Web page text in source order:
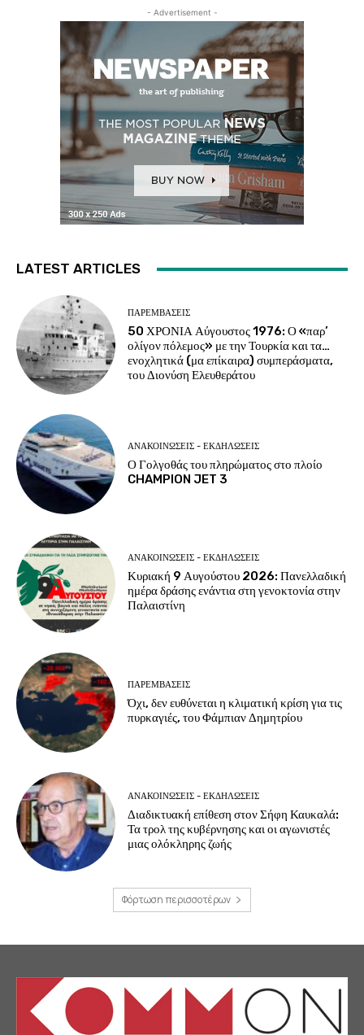
- Advertisement -
LATEST ARTICLES
ΠΑΡΕΜΒΑΣΕΙΣ
50 ΧΡΟΝΙΑ Αύγουστος 1976: Ο «παρ’
ολίγον πόλεμος» με την Τουρκία και τα…
ενοχλητικά (μα επίκαιρα) συμπεράσματα,
του Διονύση Ελευθεράτου
ΑΝΑΚΟΙΝΩΣΕΙΣ - ΕΚΔΗΛΩΣΕΙΣ
Ο Γολγοθάς του πληρώματος στο πλοίο
CHAMPION JET 3
ΑΝΑΚΟΙΝΩΣΕΙΣ - ΕΚΔΗΛΩΣΕΙΣ
Κυριακή 9 Αυγούστου 2026: Πανελλαδική
ημέρα δράσης ενάντια στη γενοκτονία στην
Παλαιστίνη
ΠΑΡΕΜΒΑΣΕΙΣ
Όχι, δεν ευθύνεται η κλιματική κρίση για τις
πυρκαγιές, του Φάμπιαν Δημητρίου
ΑΝΑΚΟΙΝΩΣΕΙΣ - ΕΚΔΗΛΩΣΕΙΣ
Διαδικτυακή επίθεση στον Σήφη Καυκαλά:
Τα τρολ της κυβέρνησης και οι αγωνιστές
μιας ολόκληρης ζωής
Φόρτωση περισσοτέρων